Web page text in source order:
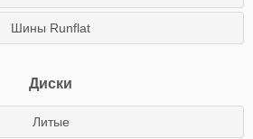
Шины Runflat
Диски
Литые